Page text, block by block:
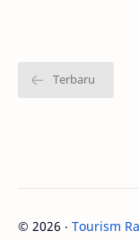
© 2026 ‧ Tourism